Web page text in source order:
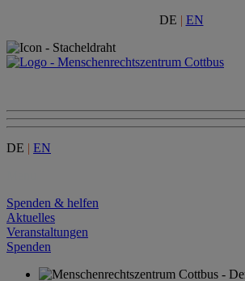
DE | EN
DE | EN
Spenden & helfen
Aktuelles
Veranstaltungen
Spenden